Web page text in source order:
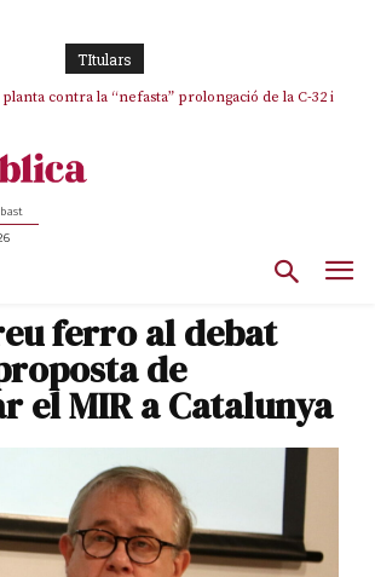
TItulars
planta contra la “nefasta” prolongació de la C-32 i
ferro al debat
de
el MIR a Catalunya